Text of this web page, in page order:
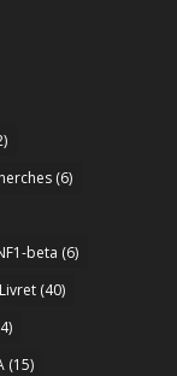
(6)
beta (6)
Livret(40)
(15)